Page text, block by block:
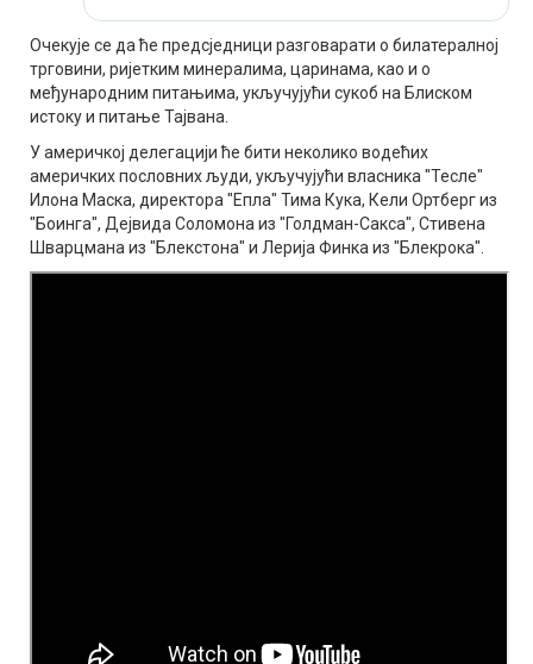
Очекује се да ће предсједници разговарати о билатералној
трговини, ријетким минералима, царинама, као и о
међународним питањима, укључујући сукоб на Блиском
истоку и питање Тајвана.
У америчкој делегацији ће бити неколико водећих
америчких пословних људи, укључујући власника "Тесле"
Илона Маска, директора "Епла" Тима Кука, Кели Ортберг из
"Боинга", Дејвида Соломона из "Голдман-Сакса", Стивена
Шварцмана из "Блекстона" и Лерија Финка из "Блекрока".